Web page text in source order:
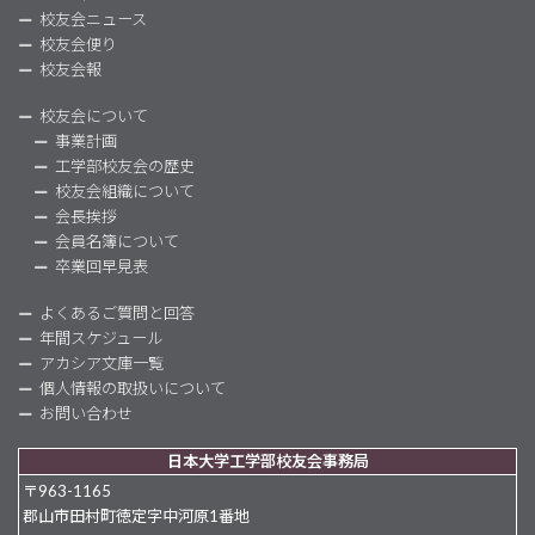
校友会ニュース
校友会便り
校友会報
校友会について
事業計画
工学部校友会の歴史
校友会組織について
会長挨拶
会員名簿について
卒業回早見表
よくあるご質問と回答
年間スケジュール
アカシア文庫一覧
個人情報の取扱いについて
お問い合わせ
日本大学工学部校友会事務局
〒963-1165
郡山市田村町徳定字中河原1番地